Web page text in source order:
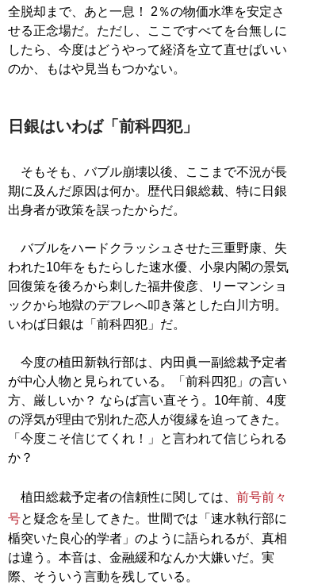
全脱却まで、あと一息！ 2％の物価水準を安定さ
せる正念場だ。ただし、ここですべてを台無しに
したら、今度はどうやって経済を立て直せばいい
のか、もはや見当もつかない。
日銀はいわば「前科四犯」
そもそも、バブル崩壊以後、ここまで不況が長
期に及んだ原因は何か。歴代日銀総裁、特に日銀
出身者が政策を誤ったからだ。
バブルをハードクラッシュさせた三重野康、失
われた10年をもたらした速水優、小泉内閣の景気
回復策を後ろから刺した福井俊彦、リーマンショ
ックから地獄のデフレへ叩き落とした白川方明。
いわば日銀は「前科四犯」だ。
今度の植田新執行部は、内田眞一副総裁予定者
が中心人物と見られている。「前科四犯」の言い
方、厳しいか？ ならば言い直そう。10年前、4度
の浮気が理由で別れた恋人が復縁を迫ってきた。
「今度こそ信じてくれ！」と言われて信じられる
か？
植田総裁予定者の信頼性に関しては、 前号前々
号と疑念を呈してきた。世間では「速水執行部に
楯突いた良心的学者」のように語られるが、真相
は違う。本音は、金融緩和なんか大嫌いだ。実
際、そういう言動を残している。